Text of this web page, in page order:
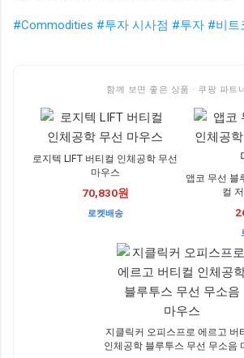
#Commodities #투자 시사점 #투자 #비트
함께 보면 좋은 상품 · 쿠팡 파트
로지텍 LIFT 버티컬 인체공학 무선
마우스
70,830원
로켓배송
앱코 무선 블
컬
지클릭커 오피스프로 에르고 버
인체공학 블루투스 무선 무소음